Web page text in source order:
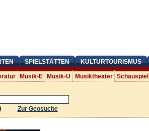
SPIELSTÄTTEN KULTURTOURISMUS
Musik-E Musik-U Musiktheater Schauspiel
Zur Geosuche